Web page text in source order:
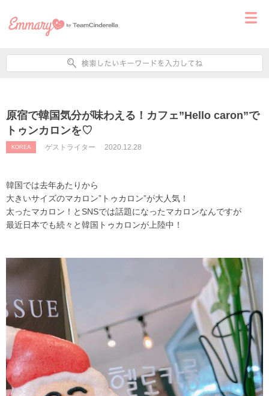
原宿で韓国気分が味わえる！カフェ”Hello caron”で
トゥンカロンを♡
KOREA ゲストライター 2020.12.28
韓国では去年あたりから
大きいサイズのマカロン”トゥカロン”が大人気！
太ったマカロン！とSNSでは話題になったマカロンなんですが
最近日本でも続々と韓国トゥカロンが上陸中！